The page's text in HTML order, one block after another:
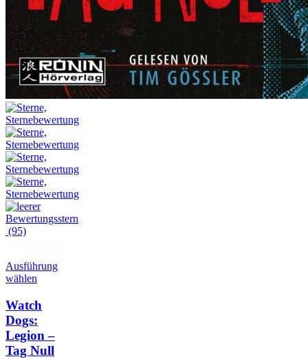
(95)
Ausführung
wählen
Watch
Dogs:
Legion –
Tag Null